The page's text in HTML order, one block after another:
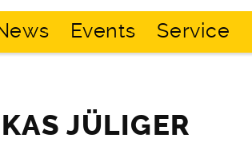
Events Service
JÜLIGER